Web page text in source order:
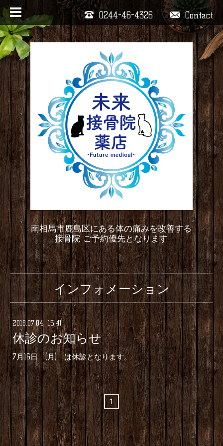
Contact
0244-46-4326
南相馬市鹿島区にある体の痛みを改善する
接骨院 ご予約優先となります
インフォメーション
2018 07.04 15:41
休診のお知らせ
7月16日 (月) は休診となります。
1